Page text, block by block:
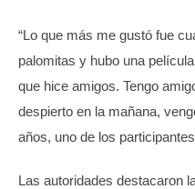
“Lo que más me gustó fue
palomitas y hubo una
que hice amigos. Tengo
despierto en la mañana,
años, uno de los
Las autoridades destacaron